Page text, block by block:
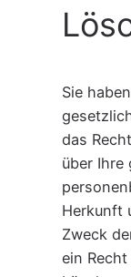
Sie
das
über Ihre
Herkunft
Zweck
ein